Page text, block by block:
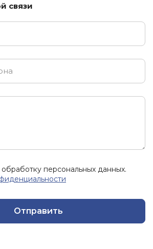
связи
персональных данных.
Отправить